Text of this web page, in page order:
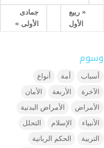
« ربيع
الأول
جمادى
الأولى »
وسوم
أسباب أمة
أنواع
الآخرة
الأربعة
الأمان
الأمراض
الأمراض البدنية
الأنبياء
الإسلام
التحلل
التربية
الحكم الربانية